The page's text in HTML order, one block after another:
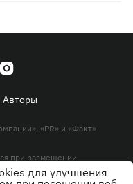
Авторы
«PR» и «Факт»
при размещении
абзаце.для улучшения